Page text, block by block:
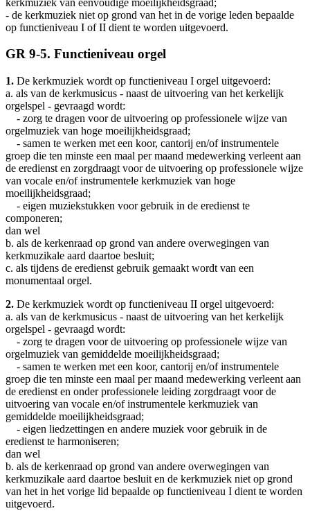
- de kerkmuziek niet op grond van het in de vorige leden bepaalde
op functieniveau I of II dient te worden uitgevoerd.
GR 9-5. Functieniveau orgel
1. De kerkmuziek wordt op functieniveau I orgel uitgevoerd:
a. als van de kerkmusicus - naast de uitvoering van het kerkelijk
orgelspel - gevraagd wordt:
- zorg te dragen voor de uitvoering op professionele wijze van
orgelmuziek van hoge moeilijkheidsgraad;
- samen te werken met een koor, cantorij en/of instrumentele
groep die ten minste een maal per maand medewerking verleent aan
de eredienst en zorgdraagt voor de uitvoering op professionele wijze
van vocale en/of instrumentele kerkmuziek van hoge
moeilijkheidsgraad;
- eigen muziekstukken voor gebruik in de eredienst te
componeren;
dan wel
b. als de kerkenraad op grond van andere overwegingen van
kerkmuzikale aard daartoe besluit;
c. als tijdens de eredienst gebruik gemaakt wordt van een
monumentaal orgel.
2. De kerkmuziek wordt op functieniveau II orgel uitgevoerd:
a. als van de kerkmusicus - naast de uitvoering van het kerkelijk
orgelspel - gevraagd wordt:
- zorg te dragen voor de uitvoering op professionele wijze van
orgelmuziek van gemiddelde moeilijkheidsgraad;
- samen te werken met een koor, cantorij en/of instrumentele
groep die ten minste een maal per maand medewerking verleent aan
de eredienst en onder professionele leiding zorgdraagt voor de
uitvoering van vocale en/of instrumentele kerkmuziek van
gemiddelde moeilijkheidsgraad;
- eigen liedzettingen en andere muziek voor gebruik in de
eredienst te harmoniseren;
dan wel
b. als de kerkenraad op grond van andere overwegingen van
kerkmuzikale aard daartoe besluit en de kerkmuziek niet op grond
van het in het vorige lid bepaalde op functieniveau I dient te worden
uitgevoerd.